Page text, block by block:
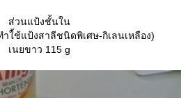
ส่วนแป้งชั้นใน
ใ้ช้แป้งสาลีชนิดพิเศษ-กิเลนเหลือง)
เนยขาว 115 g